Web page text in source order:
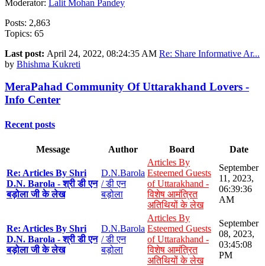
Moderator: Lalit Mohan Pandey
Posts: 2,863
Topics: 65
Last post: April 24, 2022, 08:24:35 AM Re: Share Informative Ar...
by Bhishma Kukreti
MeraPahad Community Of Uttarakhand Lovers -
Info Center
Recent posts
Message Author Board Date
Re: Articles By Shri
D.N. Barola - श्री डी एन
बड़ोला जी के लेख
D.N.Barola
/ डी एन
बड़ोला
Articles By
Esteemed Guests
of Uttarakhand -
विशेष आमंत्रित
अतिथियों के लेख
September
11, 2023,
06:39:36
AM
Re: Articles By Shri
D.N. Barola - श्री डी एन
बड़ोला जी के लेख
D.N.Barola
/ डी एन
बड़ोला
Articles By
Esteemed Guests
of Uttarakhand -
विशेष आमंत्रित
अतिथियों के लेख
September
08, 2023,
03:45:08
PM